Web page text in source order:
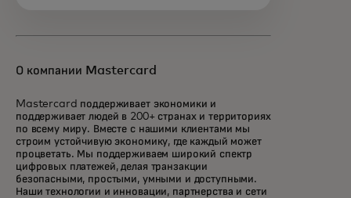
О компании Mastercard
Mastercard поддерживает экономики и
поддерживает людей в 200+ странах и территориях
по всему миру. Вместе с нашими клиентами мы
строим устойчивую экономику, где каждый может
процветать. Мы поддерживаем широкий спектр
цифровых платежей, делая транзакции
безопасными, простыми, умными и доступными.
Наши технологии и инновации, партнерства и сети